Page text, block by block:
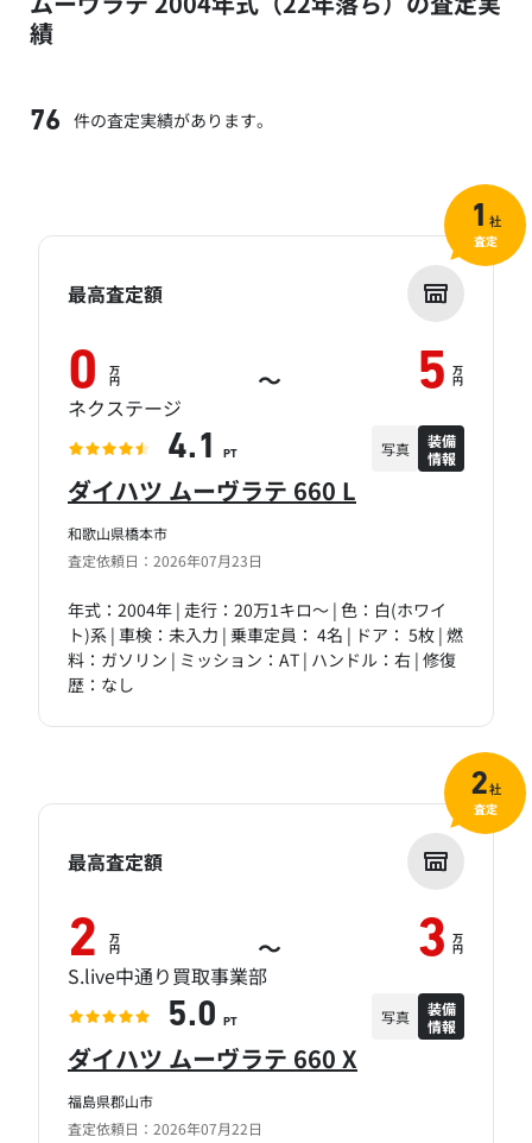
績
76 件の査定実績があります。
和歌山県橋本市
査定依頼日：2026年07月23日
ダイハツ ムーヴラテ 660 L
年式：2004年 | 走行：20万1キロ～ | 色：白(ホワイ
ト)系 | 車検：未入力 | 乗車定員： 4名 | ドア： 5枚 | 燃
料：ガソリン | ミッション：AT | ハンドル：右 | 修復
歴：なし
最高査定額
0 万
円 ～ 5 万
円
ネクステージ
4.1 PT 写真
装備
情報
1 社
査定
福島県郡山市
査定依頼日：2026年07月22日
ダイハツ ムーヴラテ 660 X
最高査定額
2 万
円 ～ 3 万
円
S.live中通り買取事業部
5.0 PT 写真
装備
情報
2社
査定